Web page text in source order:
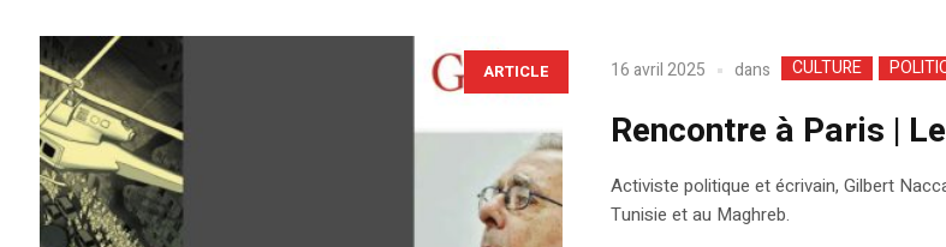
ARTICLE 16 avril 2025 dans CULTURE
Rencontre à Paris |
Activiste politique et écrivain, Gilbert
Tunisie et au Maghreb.